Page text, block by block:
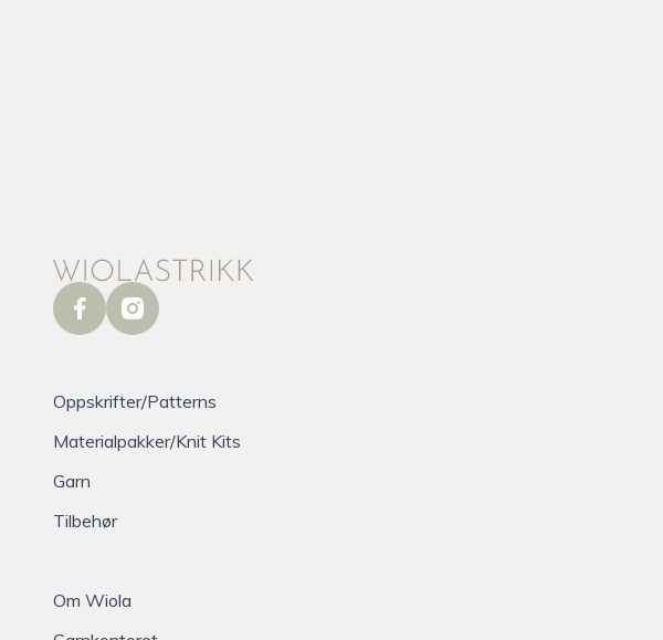
facebookinstagram
Oppskrifter/Patterns
Materialpakker/Knit Kits
Garn
Tilbehør
Om Wiola